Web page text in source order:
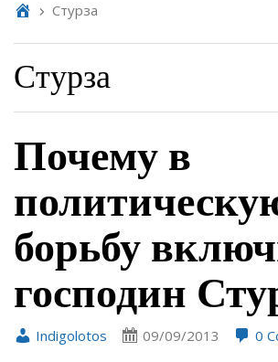
Стурза
Стурза
Почему в
борьбу
господин
Indigolotos 09/09/2013 0